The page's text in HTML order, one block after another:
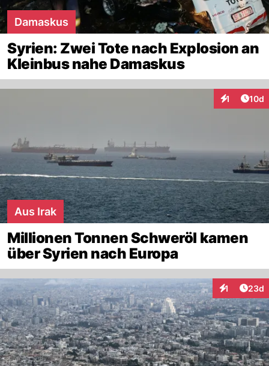
Damaskus
Syrien: Zwei Tote nach Explosion an
Kleinbus nahe Damaskus
1 10d
Aus Irak
Millionen Tonnen Schweröl kamen
über Syrien nach Europa
1
Interaktionen
23d